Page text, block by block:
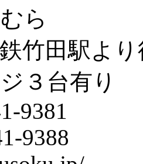
むら
竹田駅よ
３台有り
9381
9388